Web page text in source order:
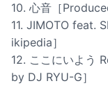
10. 心音［
11. JIMOTO feat.
ikipedia］
12. ここにいよう
by DJ RYU-G］